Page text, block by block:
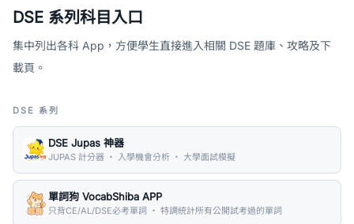
DSE 系列科目入口
集中列出各科 App，方便學生直接進入相關 DSE 題庫、攻略及下
載頁。
DSE 系列
DSE Jupas 神器
JUPAS 計分器 ・ 入學機會分析 ・ 大學面試模擬
單詞狗 VocabShiba APP
只背CE/AL/DSE必考單詞 ・ 特調統計所有公開試考過的單詞